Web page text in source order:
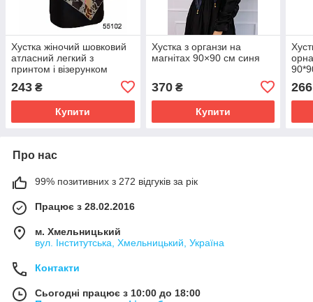
Хустка жіночий шовковий
атласний легкий з
принтом і візерунком
орхідея колір сірий 90*90
243 ₴
Купити
Хустка з органзи на
магнітах 90×90 см синя
370₴
Купити
266
Про нас
99% позитивних з 272 відгуків за рік
Працює з 28.02.2016
м. Хмельницький
вул. Інститутська, Хмельницький, Україна
Контакти
Сьогодні працює з 10:00 до 18:00